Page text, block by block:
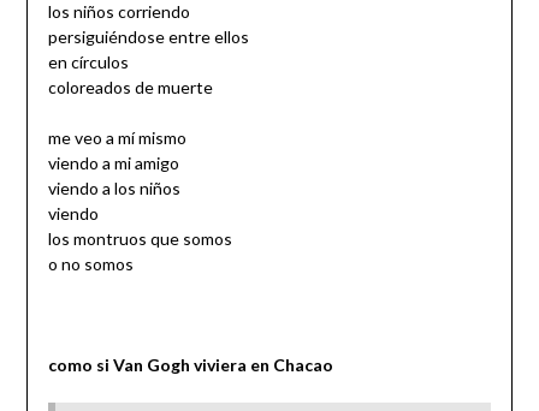
los niños corriendo
persiguiéndose entre ellos
en círculos
coloreados de muerte
me veo a mí mismo
viendo a mi amigo
viendo a los niños
viendo
los montruos que somos
o no somos
como si Van Gogh viviera en Chacao